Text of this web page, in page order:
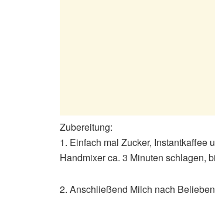
Zubereitung:
1. Einfach mal Zucker, Instantkaffee
Handmixer ca. 3 Minuten schlagen,
2. Anschließend Milch nach